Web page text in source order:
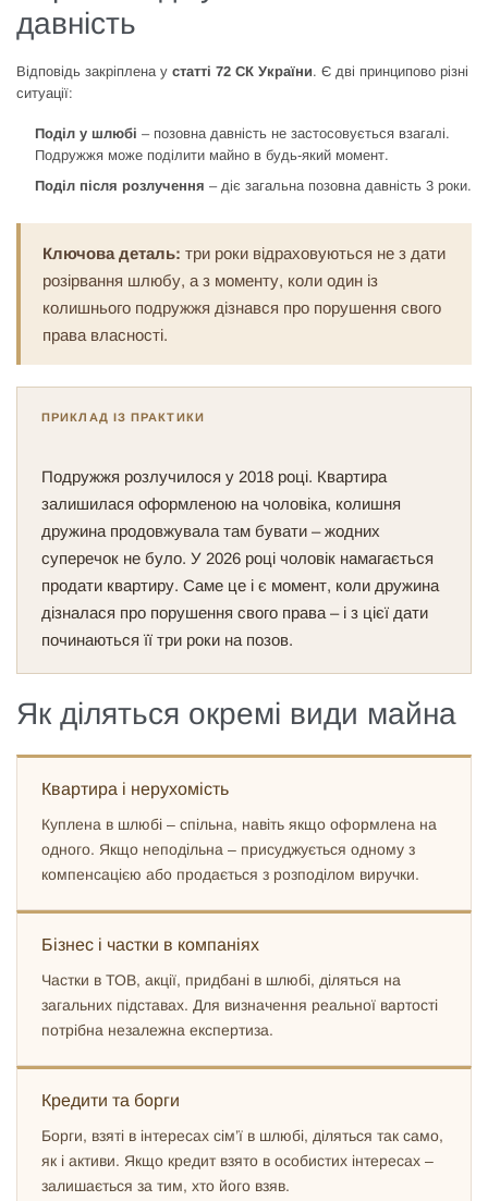
давність
Відповідь закріплена у статті 72 СК України. Є дві принципово різні
ситуації:
Поділ у шлюбі – позовна давність не застосовується взагалі.
Подружжя може поділити майно в будь-який момент.
Поділ після розлучення – діє загальна позовна давність 3 роки.
Ключова деталь: три роки відраховуються не з дати
розірвання шлюбу, а з моменту, коли один із
колишнього подружжя дізнався про порушення свого
права власності.
ПРИКЛАД ІЗ ПРАКТИКИ
Подружжя розлучилося у 2018 році. Квартира
залишилася оформленою на чоловіка, колишня
дружина продовжувала там бувати – жодних
суперечок не було. У 2026 році чоловік намагається
продати квартиру. Саме це і є момент, коли дружина
дізналася про порушення свого права – і з цієї дати
починаються її три роки на позов.
Як діляться окремі види майна
Квартира і нерухомість
Куплена в шлюбі – спільна, навіть якщо оформлена на
одного. Якщо неподільна – присуджується одному з
компенсацією або продається з розподілом виручки.
Бізнес і частки в компаніях
Частки в ТОВ, акції, придбані в шлюбі, діляться на
загальних підставах. Для визначення реальної вартості
потрібна незалежна експертиза.
Кредити та борги
Борги, взяті в інтересах сім’ї в шлюбі, діляться так само,
як і активи. Якщо кредит взято в особистих інтересах –
залишається за тим, хто його взяв.